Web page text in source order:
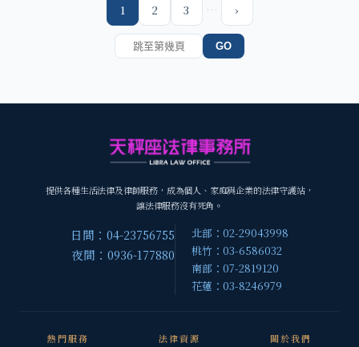
1 2 3 … ›
GO
提供各種生活法律及律師服務，成為個人、家庭與企業的法律守護站，
讓法律服務沒有死角。
日間：04-23756755
夜間：0936-177880
北部：02-29043998
桃竹：03-6586032
南部：07-2819120
花蓮：03-8246979
熱門服務 法律資源 關於我們